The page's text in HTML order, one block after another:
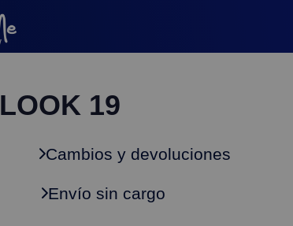
LOOK 19
Cambios y devoluciones
Envío sin cargo